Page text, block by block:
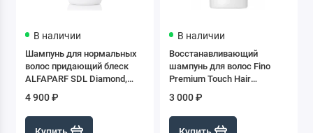
Сыворотки и спреи
В наличии
Шампунь для нормальных
волос придающий блеск
ALFAPARF SDL Diamond,
4 900 ₽
В наличии
Восстанавливающий
шампунь для волос Fino
Premium Touch Hair
3 000 ₽